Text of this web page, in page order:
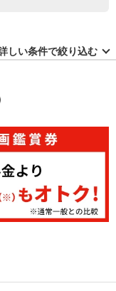
しい条件で絞り込む